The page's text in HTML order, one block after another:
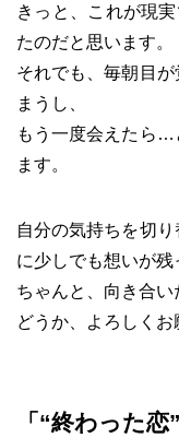
きっと、これが現
たのだと思います。
それでも、毎朝目
まうし、
もう一度会えたら…
ます。
自分の気持ちを切
に少しでも想いが残
ちゃんと、向き合い
どうか、よろしくお
「“終わった